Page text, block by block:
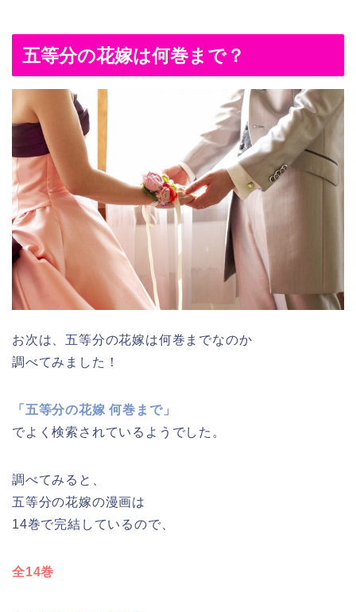
五等分の花嫁は何巻まで？
お次は、五等分の花嫁は何巻までなのか
調べてみました！
「五等分の花嫁 何巻まで」
でよく検索されているようでした。
調べてみると、
五等分の花嫁の漫画は
14巻で完結しているので、
全14巻